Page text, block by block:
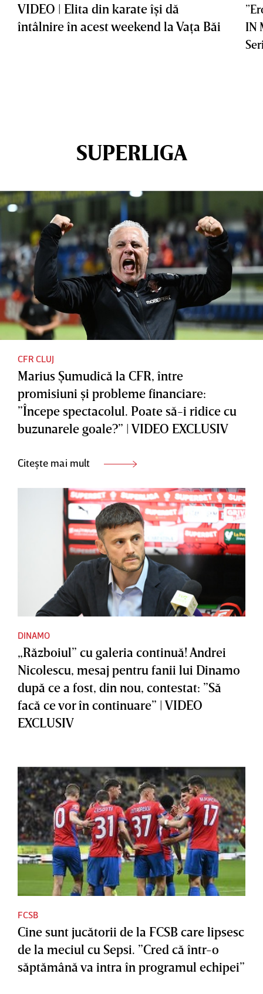
VIDEO | Elita din karate îşi dă
întâlnire în acest weekend la Vaţa Băi
IN
SUPERLIGA
CFR CLUJ
Marius Şumudică la CFR, între
promisiuni şi probleme financiare:
”Începe spectacolul. Poate să-i ridice cu
buzunarele goale?” | VIDEO EXCLUSIV
Citește mai mult
DINAMO
„Războiul” cu galeria continuă! Andrei
Nicolescu, mesaj pentru fanii lui Dinamo
după ce a fost, din nou, contestat: ”Să
facă ce vor în continuare” | VIDEO
EXCLUSIV
FCSB
Cine sunt jucătorii de la FCSB care lipsesc
de la meciul cu Sepsi. ”Cred că într-o
săptămână va intra în programul echipei”